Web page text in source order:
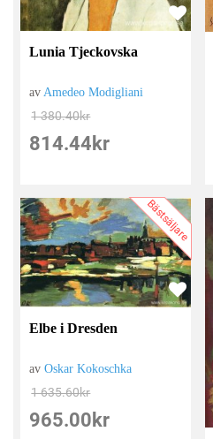
Lunia Tjeckovska
av Amedeo Modigliani
1 380.40kr
814.44 kr
Bästsäljare
Elbe i Dresden
avOskar Kokoschka
1 635.60kr
965.00 kr